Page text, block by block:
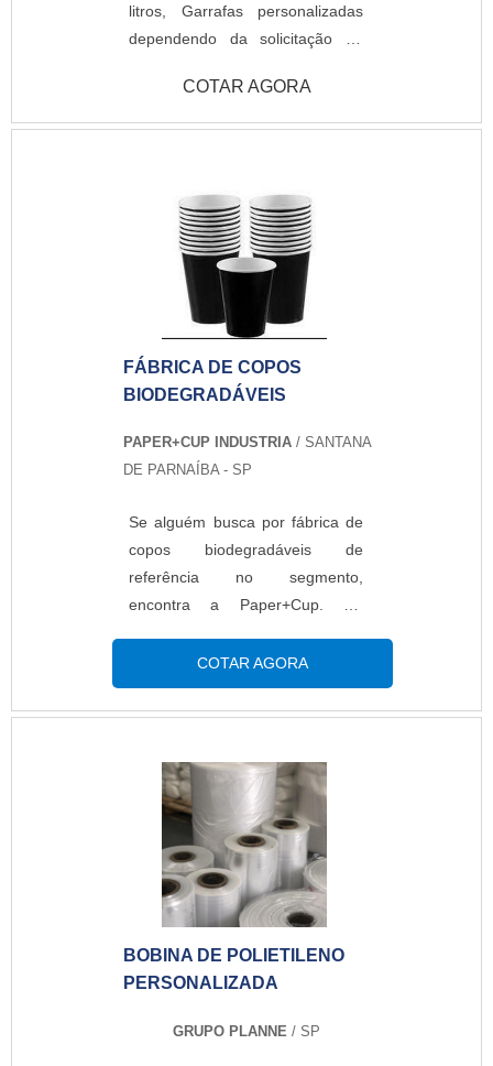
litros, Garrafas personalizadas
dependendo da solicitação do
COTAR AGORA
FÁBRICA DE COPOS
BIODEGRADÁVEIS
PAPER+CUP INDUSTRIA/ SANTANA
DE PARNAÍBA - SP
Se alguém busca por fábrica de
copos biodegradáveis de
referência no segmento,
encontra a Paper+Cup. Na
copos e embalagens de papel
para segmentos diversos,
visando sempre a qualidade final
INFORMAÇÕES RELEVANTES
SOBRE A EMPRESASem trocar
o foco sobre fabricante de copos
biodegradáveis, deve-se
descartar empresas que não
tenham produtos e serviços que
no cheiro da água e falta de
resistência e impermeabilidade
COTAR AGORA
BOBINA DE POLIETILENO
PERSONALIZADA
GRUPO PLANNE / SP